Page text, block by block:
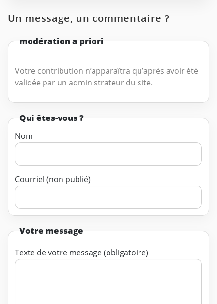
Un message, un commentaire ?
modération a priori
Votre contribution n’apparaîtra qu’après avoir été
validée par un administrateur du site.
Qui êtes-vous ?
Nom
Courriel (non publié)
Votre message
Texte de votre message (obligatoire)